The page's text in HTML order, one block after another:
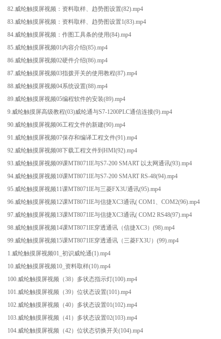
82.威纶触摸屏视频：资料取样、趋势图设置(82).mp4
83.威纶触摸屏视频：资料取样、趋势图设置1(83).mp4
84.威纶触摸屏视频：作图工具条的使用(84).mp4
85.威纶触摸屏视频01内容介绍(85).mp4
86.威纶触摸屏视频02硬件介绍(86).mp4
87.威纶触摸屏视频03指拨开关的使用教程(87).mp4
88.威纶触摸屏视频04系统设置(88).mp4
89.威纶触摸屏视频05编程软件的安装(89).mp4
9.威纶触摸屏高级教程(03)威纶通与S7-1200PLC通信连接(9).mp4
90.威纶触摸屏视频06工程文件的新建(90).mp4
91.威纶触摸屏视频07保存和编译工程文件(91).mp4
92.威纶触摸屏视频08下载工程文件到HMI(92).mp4
93.威纶触摸屏视频09课MT8071IE与S7-200 SMART 以太网通讯(93).mp4
94.威纶触摸屏视频10课MT8071IE与S7-200 SMART RS-48(94).mp4
95.威纶触摸屏视频11课MT8071IE与三菱FX3U通讯(95).mp4
96.威纶触摸屏视频12课MT8071IE与信捷XC3通讯( COM1、COM2(96).mp4
97.威纶触摸屏视频13课MT8071IE与信捷XC3通讯( COM2 RS48(97).mp4
98.威纶触摸屏视频14课MT8071IE穿透通讯（信捷XC3）(98).mp4
99.威纶触摸屏视频15课MT8071IE穿透通讯（三菱FX3U）(99).mp4
1.威纶触摸屏视频01_初识威纶通(1).mp4
10.威纶触摸屏视频10_资料取样(10).mp4
100.威纶触摸屏视频（38）多状态指示灯(100).mp4
101.威纶触摸屏视频（39）位状态设置(101).mp4
102.威纶触摸屏视频（40）多状态设置01(102).mp4
103.威纶触摸屏视频（41）多状态设置02(103).mp4
104.威纶触摸屏视频（42）位状态切换开关(104).mp4